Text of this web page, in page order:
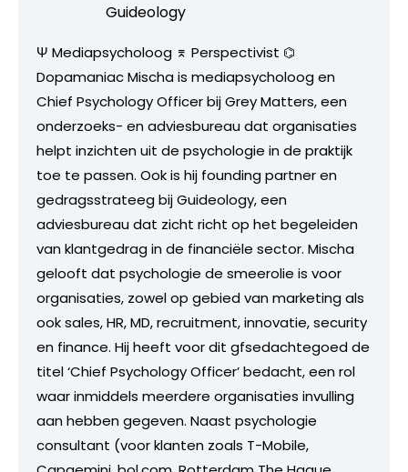
Guideology
Ψ Mediapsycholoog ⌆ Perspectivist ⌬
Dopamaniac Mischa is mediapsycholoog en
Chief Psychology Officer bij Grey Matters, een
onderzoeks- en adviesbureau dat organisaties
helpt inzichten uit de psychologie in de praktijk
toe te passen. Ook is hij founding partner en
gedragsstrateeg bij Guideology, een
adviesbureau dat zicht richt op het begeleiden
van klantgedrag in de financiële sector. Mischa
gelooft dat psychologie de smeerolie is voor
organisaties, zowel op gebied van marketing als
ook sales, HR, MD, recruitment, innovatie, security
en finance. Hij heeft voor dit gfsedachtegoed de
titel ‘Chief Psychology Officer’ bedacht, een rol
waar inmiddels meerdere organisaties invulling
aan hebben gegeven. Naast psychologie
consultant (voor klanten zoals T-Mobile,